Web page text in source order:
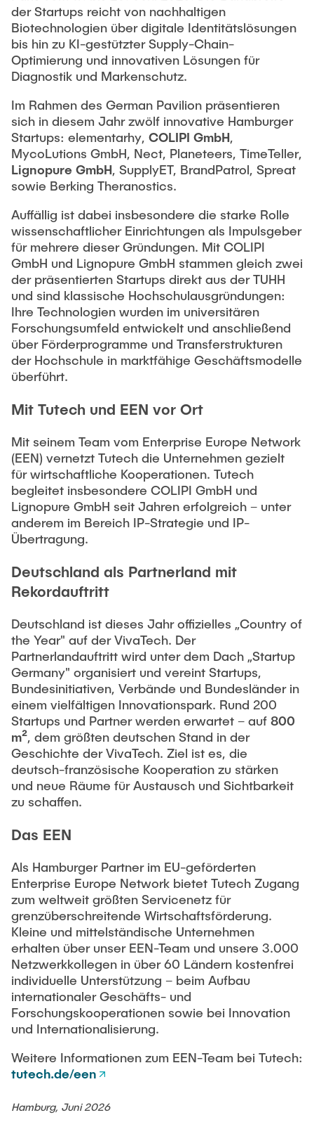
Lehre und Lernen
Best Practices Lehre
Hochschuldidaktik - ZLL
LearnING Center
Lehre im europäischen Verbund (ECIU)
WorkINGLab / Makerspace
Interdisziplinärer Workshop des FSP
„Biobasierte Prozesse und
Reaktortechnologien“
Forschung und Institute
Studienbereich FIT
Institute im Überblick
der Startups reicht von nachhaltigen
Biotechnologien über digitale Identitätslösungen
bis hin zu KI-gestützter Supply-Chain-
Optimierung und innovativen Lösungen für
Diagnostik und Markenschutz.
Im Rahmen des German Pavilion präsentieren
sich in diesem Jahr zwölf innovative Hamburger
Startups: elementarhy, COLIPI GmbH,
MycoLutions GmbH, Nect, Planeteers, TimeTeller,
Lignopure GmbH, SupplyET, BrandPatrol, Spreat
sowie Berking Theranostics.
Auffällig ist dabei insbesondere die starke Rolle
wissenschaftlicher Einrichtungen als Impulsgeber
für mehrere dieser Gründungen. Mit COLIPI
GmbH und Lignopure GmbH stammen gleich zwei
der präsentierten Startups direkt aus der TUHH
und sind klassische Hochschulausgründungen:
Ihre Technologien wurden im universitären
Forschungsumfeld entwickelt und anschließend
über Förderprogramme und Transferstrukturen
der Hochschule in marktfähige Geschäftsmodelle
überführt.
Mit Tutech und EEN vor Ort
Mit seinem Team vom Enterprise Europe Network
(EEN) vernetzt Tutech die Unternehmen gezielt
für wirtschaftliche Kooperationen. Tutech
begleitet insbesondere COLIPI GmbH und
Lignopure GmbH seit Jahren erfolgreich – unter
anderem im Bereich IP-Strategie und IP-
Übertragung.
Deutschland als Partnerland mit
Rekordauftritt
Deutschland ist dieses Jahr offizielles „Country of
the Year" auf der VivaTech. Der
Partnerlandauftritt wird unter dem Dach „Startup
Germany" organisiert und vereint Startups,
Bundesinitiativen, Verbände und Bundesländer in
einem vielfältigen Innovationspark. Rund 200
Startups und Partner werden erwartet – auf 800
m², dem größten deutschen Stand in der
Geschichte der VivaTech. Ziel ist es, die
deutsch-französische Kooperation zu stärken
und neue Räume für Austausch und Sichtbarkeit
zu schaffen.
Das EEN
Als Hamburger Partner im EU-geförderten
Enterprise Europe Network bietet Tutech Zugang
zum weltweit größten Servicenetz für
grenzüberschreitende Wirtschaftsförderung.
Kleine und mittelständische Unternehmen
erhalten über unser EEN-Team und unsere 3.000
Netzwerkkollegen in über 60 Ländern kostenfrei
individuelle Unterstützung – beim Aufbau
internationaler Geschäfts- und
Forschungskooperationen sowie bei Innovation
und Internationalisierung.
Weitere Informationen zum EEN-Team bei Tutech:
tutech.de/een
Hamburg, Juni 2026